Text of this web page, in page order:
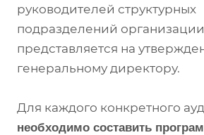
руководителей структурных
подразделений
представляется на
генеральному директору.
Для каждого конкретного
необходимо составить